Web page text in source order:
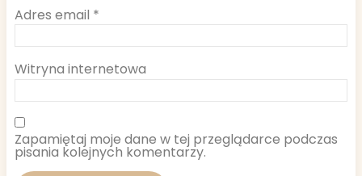
Nazwa*
Adres email*
Witryna internetowa